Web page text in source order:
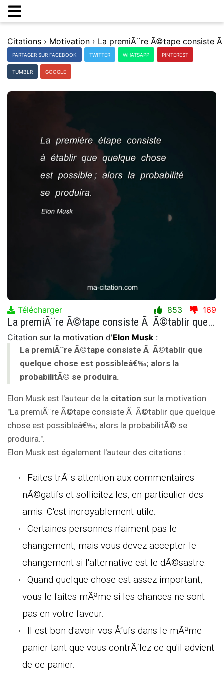
Citations › Motivation ›
PARTAGER SUR FACEBOOK TWITTER WHATSAPP PINTEREST
TUMBLR GOOGLE
Télécharger 853 169
La premiÃ¨re Ã©tape consiste Ã Ã©tablir que quelque chose est possibleâ€‰; alors la probabilitÃ© se produira.
Citation sur la motivation d'Elon Musk :
La premiÃ¨re Ã©tape consiste Ã Ã©tablir que
quelque chose est possibleâ€‰; alors la
probabilitÃ© se produira.
Elon Musk est l'auteur de la citation sur la motivation
"La premiÃ¨re Ã©tape consiste Ã Ã©tablir que quelque
chose est possibleâ€‰; alors la probabilitÃ© se
produira.".
Elon Musk est également l'auteur des citations :
Faites trÃ¨s attention aux commentaires
nÃ©gatifs et sollicitez-les, en particulier des
amis. C'est incroyablement utile.
Certaines personnes n'aiment pas le
changement, mais vous devez accepter le
changement si l'alternative est le dÃ©sastre.
Quand quelque chose est assez important,
vous le faites mÃªme si les chances ne sont
pas en votre faveur.
Il est bon d'avoir vos Å“ufs dans le mÃªme
panier tant que vous contrÃ´lez ce qu'il advient
de ce panier.